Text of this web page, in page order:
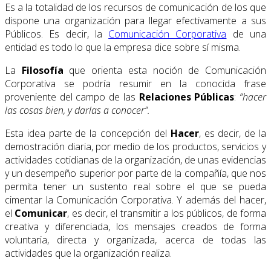
Es a la totalidad de los recursos de comunicación de los que
dispone una organización para llegar efectivamente a sus
Públicos. Es decir, la Comunicación Corporativa de una
entidad es todo lo que la empresa dice sobre sí misma.
La Filosofía que orienta esta noción de Comunicación
Corporativa se podría resumir en la conocida frase
proveniente del campo de las Relaciones Públicas: “hacer
las cosas bien, y darlas a conocer”.
Esta idea parte de la concepción del Hacer, es decir, de la
demostración diaria, por medio de los productos, servicios y
actividades cotidianas de la organización, de unas evidencias
y un desempeño superior por parte de la compañía, que nos
permita tener un sustento real sobre el que se pueda
cimentar la Comunicación Corporativa. Y además del hacer,
el Comunicar, es decir, el transmitir a los públicos, de forma
creativa y diferenciada, los mensajes creados de forma
voluntaria, directa y organizada, acerca de todas las
actividades que la organización realiza.